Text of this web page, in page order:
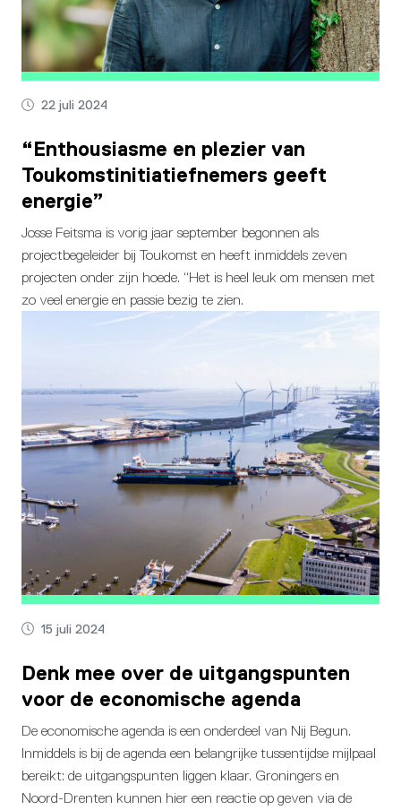
22 juli 2024
“Enthousiasme en plezier van
Toukomstinitiatiefnemers geeft
energie”
Josse Feitsma is vorig jaar september begonnen als
projectbegeleider bij Toukomst en heeft inmiddels zeven
projecten onder zijn hoede. “Het is heel leuk om mensen met
zo veel energie en passie bezig te zien.
15 juli 2024
Denk mee over de uitgangspunten
voor de economische agenda
De economische agenda is een onderdeel van Nij Begun.
Inmiddels is bij de agenda een belangrijke tussentijdse mijlpaal
bereikt: de uitgangspunten liggen klaar. Groningers en
Noord-Drenten kunnen hier een reactie op geven via de